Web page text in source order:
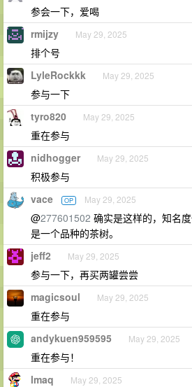
参会一下，爱喝
rmijzy May 29, 2025
排个号
LyleRockkk May 29, 2025
参与一下
tyro820 May 29, 2025
重在参与
nidhogger May 29, 2025
积极参与
vace OP May 29, 2025
@277601502 确实是这样的，知名
是一个品种的茶树。
jeff2 May 29, 2025
参与一下，再买两罐尝尝
magicsoul May 29, 2025
重在参与
andykuen959595 May 29, 2025
重在参与！
lmaq May 29, 2025